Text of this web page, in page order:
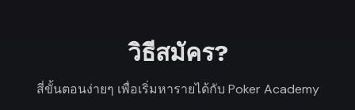
วิธีสมัคร?
สี่ขั้นตอนง่ายๆ เพื่อเริ่มหารายได้กับ Poker Academy